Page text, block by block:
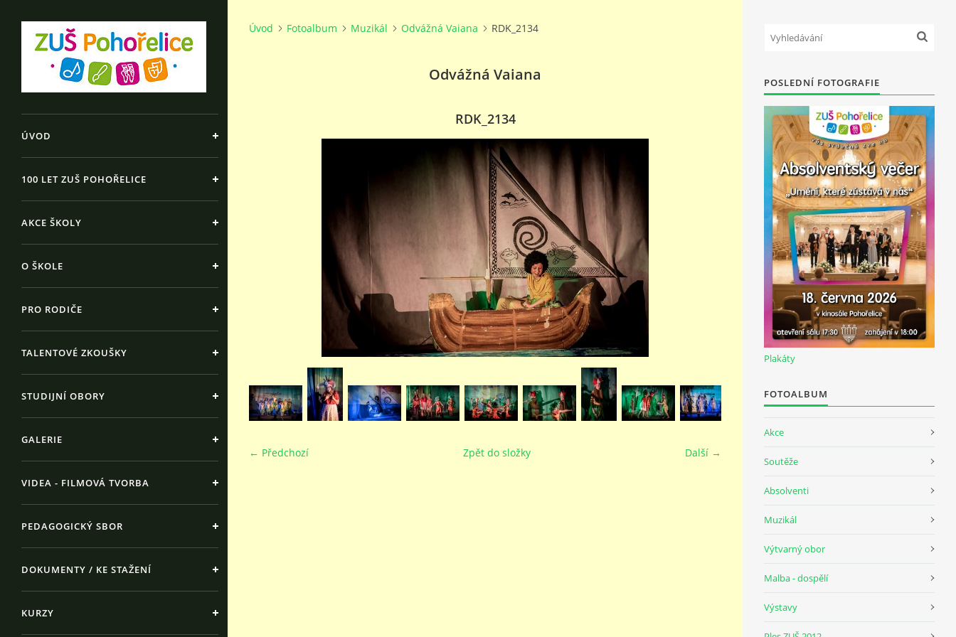
ÚVOD
100 LET ZUŠ POHOŘELICE
AKCE ŠKOLY
O ŠKOLE
PRO RODIČE
TALENTOVÉ ZKOUŠKY
STUDIJNÍ OBORY
GALERIE
VIDEA - FILMOVÁ TVORBA
PEDAGOGICKÝ SBOR
DOKUMENTY / KE STAŽENÍ
KURZY
Úvod Fotoalbum Muzikál Odvážná Vaiana RDK_2134
Odvážná Vaiana
RDK_2134
← Předchozí Další →
Zpět do složky
POSLEDNÍ FOTOGRAFIE
Plakáty
FOTOALBUM
Akce
Soutěže
Absolventi
Muzikál
Výtvarný obor
Malba - dospělí
Výstavy